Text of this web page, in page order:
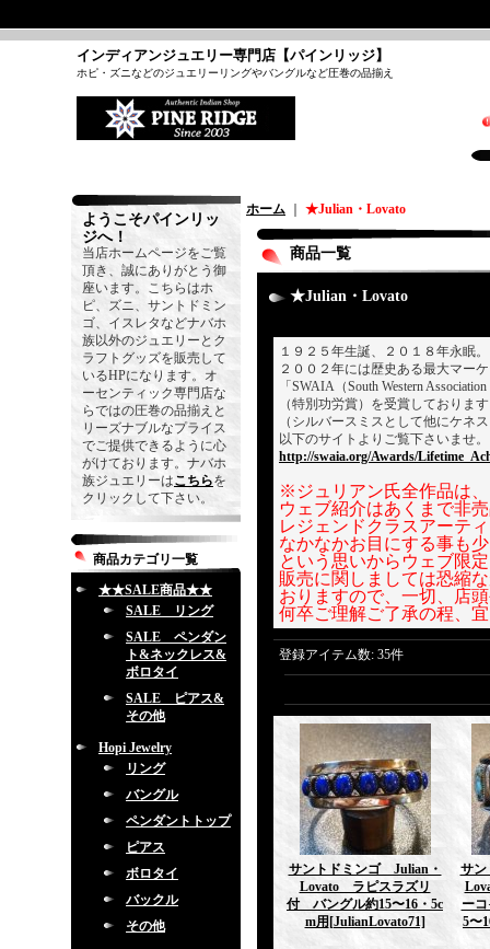
インディアンジュエリー専門店【パインリッジ】
ホピ・ズニなどのジュエリーリングやバングルなど圧巻の品揃え
ようこそパインリッ
ジへ！
当店ホームページをご覧
頂き、誠にありがとう御
座います。こちらはホ
ピ、ズニ、サントドミン
ゴ、イスレタなどナバホ
族以外のジュエリーとク
ラフトグッズを販売して
いるHPになります。オ
ーセンティック専門店な
らではの圧巻の品揃えと
リーズナブルなプライス
でご提供できるように心
がけております。ナバホ
族ジュエリーはこちらを
クリックして下さい。
商品カテゴリ一覧
★★SALE商品★★
SALE リング
SALE ペンダン
ト&ネックレス&
ボロタイ
SALE ピアス&
その他
Hopi Jewelry
リング
バングル
ペンダントトップ
ピアス
ボロタイ
バックル
その他
ホーム ★Julian・Lovato
商品一覧
★Julian・Lovato
１９２５年生誕、２０１８年永眠。
２００２年には歴史ある最大マー
「SWAIA（South Western
（特別功労賞）を受賞しておりま
（シルバースミスとして他にケネ
以下のサイトよりご覧下さいませ。
http://swaia.org/Awards/
※ジュリアン氏全作品は
ウェブ紹介はあくまで非
レジェンドクラスアーテ
なかなかお目にする事も
という思いからウェブ限
販売に関しましては恐縮
おりますので、一切、店
何卒ご理解ご了承の程、
登録アイテム数: 35件
サントドミンゴ Julian・
Lovato ラピスラズリ
付 バングル約15〜16・5c
m用 [JulianLovato71]
サ
ー
5〜